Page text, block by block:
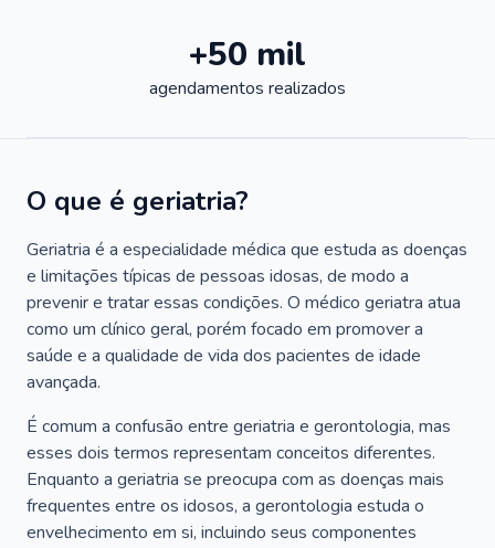
+50 mil
agendamentos realizados
O que é geriatria?
Geriatria é a especialidade médica que estuda as doenças
e limitações típicas de pessoas idosas, de modo a
prevenir e tratar essas condições. O médico geriatra atua
como um clínico geral, porém focado em promover a
saúde e a qualidade de vida dos pacientes de idade
avançada.
É comum a confusão entre geriatria e gerontologia, mas
esses dois termos representam conceitos diferentes.
Enquanto a geriatria se preocupa com as doenças mais
frequentes entre os idosos, a gerontologia estuda o
envelhecimento em si, incluindo seus componentes